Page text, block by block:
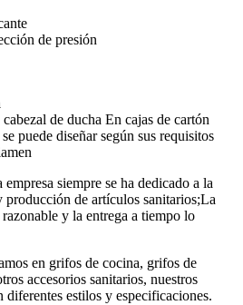
de presión
de ducha En cajas de cartón
puede diseñar según sus requisitos
empresa siempre se ha dedicado a la
de artículos sanitarios;La
y la entrega a tiempo lo
en grifos de cocina, grifos de
accesorios sanitarios, nuestros
diferentes estilos y especificaciones.